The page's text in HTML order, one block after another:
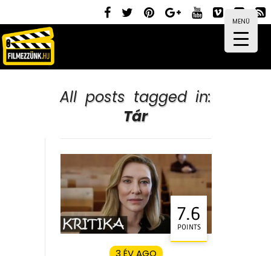
MENÜ
All posts tagged in:
Tár
7.6
POINTS
3 ÉV AGO